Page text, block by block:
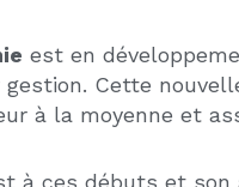
LA
LA RÉDUIRE AU